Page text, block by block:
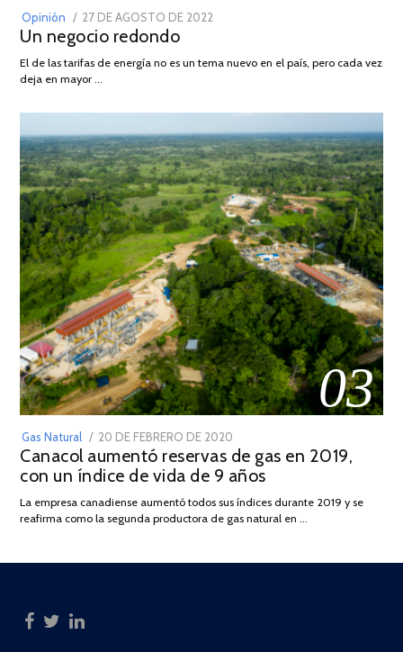
Opinión
POSTED
ON
27 DE AGOSTO DE 2022
DE
Un negocio redondo
El de las tarifas de energía no es un tema nuevo en el país, pero cada vez
deja en mayor …
03
Gas Natural
POSTED
ON
20 DE FEBRERO DE 2020
DE
JULIO
2025
Canacol aumentó reservas de gas en 2019,
con un índice de vida de 9 años
La empresa canadiense aumentó todos sus índices durante 2019 y se
reafirma como la segunda productora de gas natural en …